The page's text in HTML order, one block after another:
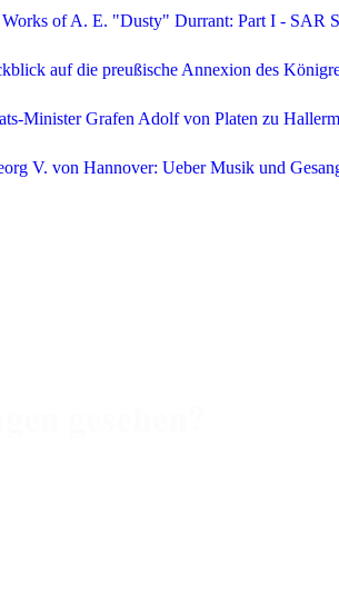
Works of A. E. "Dusty" Durrant: Part I - SAR
auf die preußische Annexion des
Minister Grafen Adolf von Platen zu
V. von Hannover: Ueber Musik und